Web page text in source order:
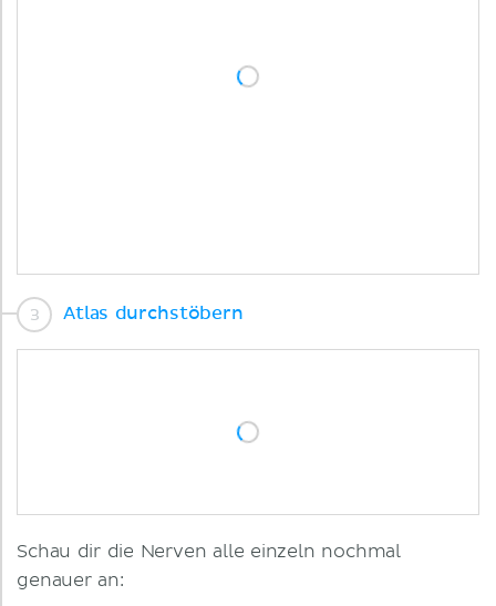
Atlas durchstöbern
Schau dir die Nerven alle einzeln nochmal
genauer an: